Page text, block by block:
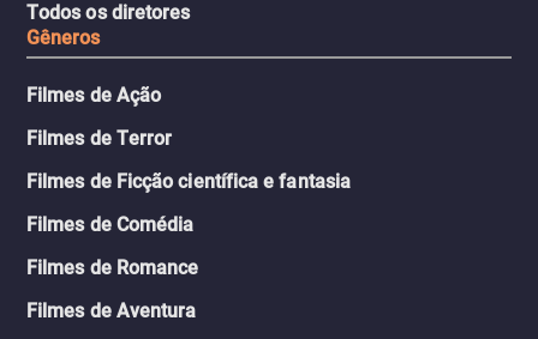
Todos os diretores
Gêneros
Filmes de Ação
Filmes de Terror
Filmes de Ficção científica e fantasia
Filmes de Comédia
Filmes de Romance
Filmes de Aventura